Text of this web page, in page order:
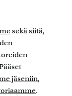
sekä siitä,
jäseniin,
.